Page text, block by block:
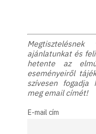
ajánlatunkat és
hetente az
eseményeiről
szívesen fogadja
meg email címét!
E-mail cím